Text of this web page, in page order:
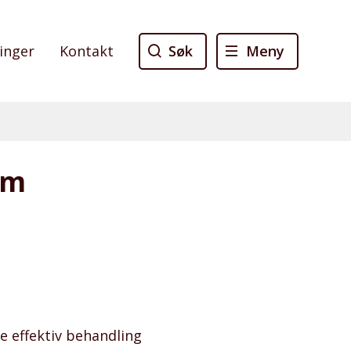
Kontakt Søk Meny
effektiv behandling